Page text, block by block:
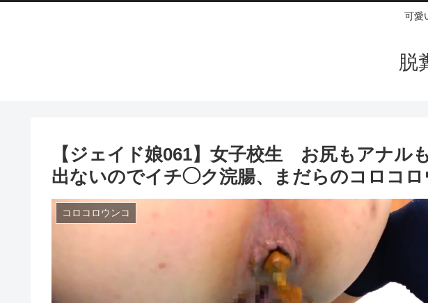
可愛
脱
【ジェイド娘061】女子校生 お尻もアナル
出ないのでイチ◯ク浣腸、まだらのコロコ
コロコロウンコ